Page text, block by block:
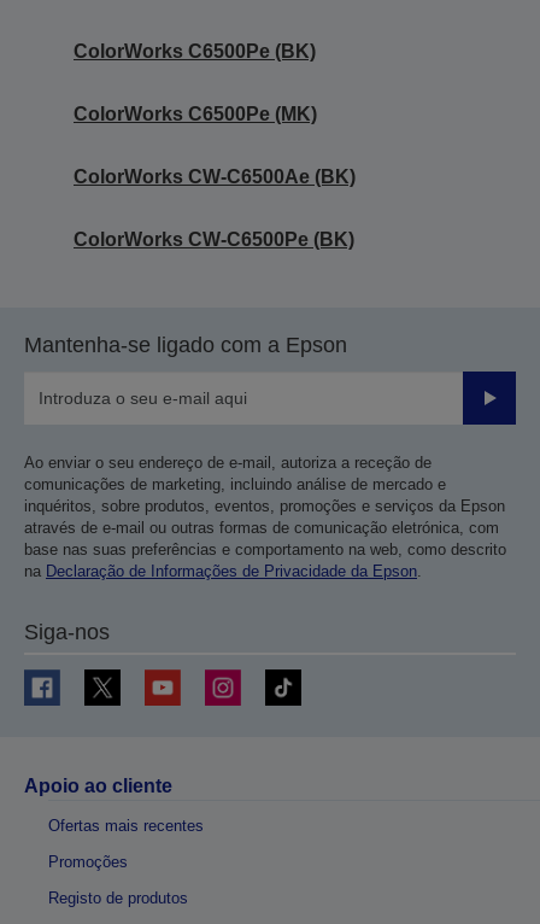
ColorWorks C6500Pe (BK)
ColorWorks C6500Pe (MK)
ColorWorks CW-C6500Ae (BK)
ColorWorks CW-C6500Pe (BK)
Mantenha-se ligado com a Epson
Enviar
Ao enviar o seu endereço de e-mail, autoriza a receção de
comunicações de marketing, incluindo análise de mercado e
inquéritos, sobre produtos, eventos, promoções e serviços da Epson
através de e-mail ou outras formas de comunicação eletrónica, com
base nas suas preferências e comportamento na web, como descrito
na Declaração de Informações de Privacidade da Epson.
Siga-nos
Apoio ao cliente
Ofertas mais recentes
Promoções
Registo de produtos